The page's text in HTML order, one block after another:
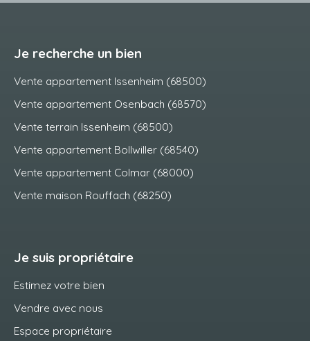
Je recherche un bien
Vente appartement Issenheim (68500)
Vente appartement Osenbach (68570)
Vente terrain Issenheim (68500)
Vente appartement Bollwiller (68540)
Vente appartement Colmar (68000)
Vente maison Rouffach (68250)
Je suis propriétaire
Estimez votre bien
Vendre avec nous
Espace propriétaire